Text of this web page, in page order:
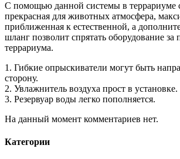
С помощью данной системы в террариуме
прекрасная для животных атмосфера,
приближенная к естественной, а
шланг позволит спрятать оборудование за
террариума.
1. Гибкие опрыскиватели могут быть
сторону.
2. Увлажнитель воздуха прост в установке.
3. Резервуар воды легко пополняется.
На данный момент комментариев нет.
Категории